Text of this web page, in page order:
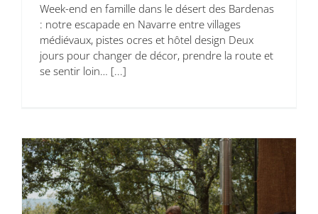
Week-end en famille dans le désert des Bardenas
: notre escapade en Navarre entre villages
médiévaux, pistes ocres et hôtel design Deux
jours pour changer de décor, prendre la route et
se sentir loin… [...]